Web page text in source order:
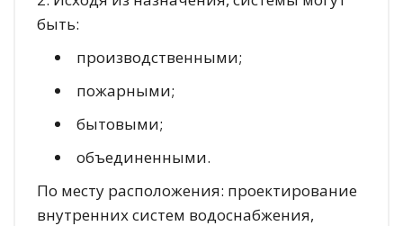
быть:
производственными;
пожарными;
бытовыми;
объединенными.
По месту расположения: проектирование
внутренних систем водоснабжения,